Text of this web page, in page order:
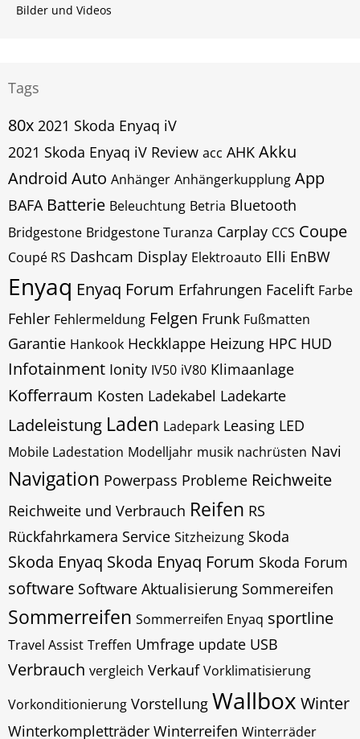
Bilder und Videos
Tags
80x 2021 Skoda Enyaq iV
2021 Skoda Enyaq iV Review acc AHK Akku
Android Auto Anhänger Anhängerkupplung App
BAFA Batterie Beleuchtung Betria Bluetooth
Bridgestone Bridgestone Turanza Carplay CCS Coupe
Coupé RS Dashcam Display Elektroauto Elli EnBW
Enyaq Enyaq Forum Erfahrungen Facelift Farbe
Fehler Fehlermeldung Felgen Frunk Fußmatten
Garantie Hankook Heckklappe Heizung HPC HUD
Infotainment Ionity IV50 iV80 Klimaanlage
Kofferraum Kosten Ladekabel Ladekarte
Ladeleistung Laden Ladepark Leasing LED
Mobile Ladestation Modelljahr musik nachrüsten Navi
Navigation Powerpass Probleme Reichweite
Reichweite und Verbrauch Reifen RS
Rückfahrkamera Service Sitzheizung Skoda
Skoda Enyaq Skoda Enyaq Forum Skoda Forum
software Software Aktualisierung Sommereifen
Sommerreifen Sommerreifen Enyaq sportline
Travel Assist Treffen Umfrage update USB
Verbrauch vergleich Verkauf Vorklimatisierung
Vorkonditionierung Vorstellung Wallbox Winter
Winterkompletträder Winterreifen Winterräder